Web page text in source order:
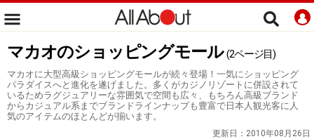
マカオのショッピングモール (2ページ目)
マカオに大型高級ショッピングモールが続々登場！一気にショッピング
パラダイスへと進化を遂げました。多くがカジノリゾートに併設されて
いるためラグジュアリーな雰囲気で空間も広々、もちろん高級ブランド
からカジュアル系までブランドラインナップも豊富で日本人観光客に人
気のアイテムのほとんどが揃います。
更新日： 2010年08月26日